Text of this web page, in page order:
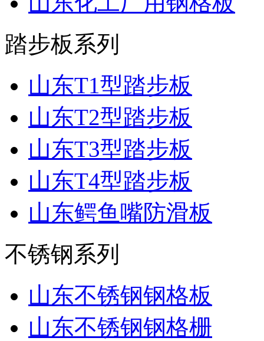
踏步板系列
山东T1型踏步板
山东T2型踏步板
山东T3型踏步板
山东T4型踏步板
山东鳄鱼嘴防滑板
不锈钢系列
山东不锈钢钢格板
山东不锈钢钢格栅